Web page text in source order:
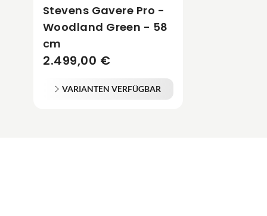
Stevens Gavere Pro -
Woodland Green - 58
cm
2.499,00 €
VARIANTEN VERFÜGBAR